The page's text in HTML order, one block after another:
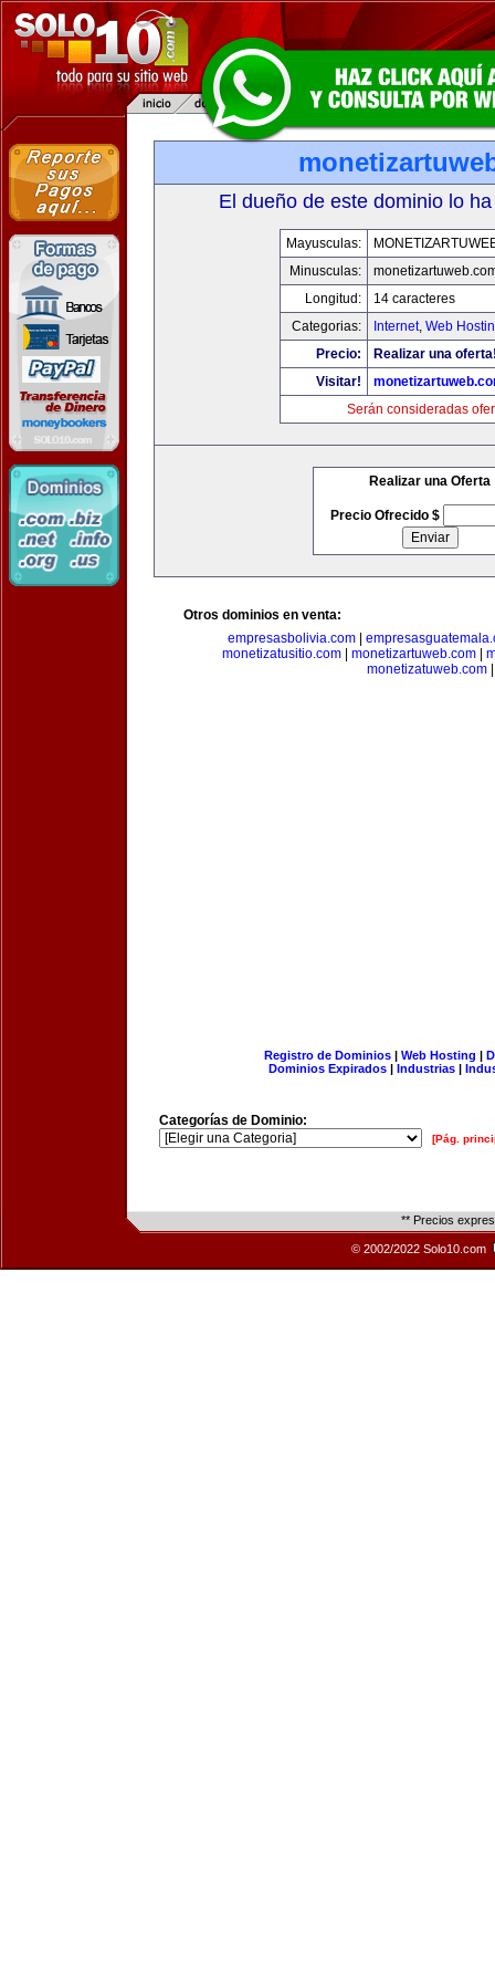
El dueño de este dominio lo
Mayusculas:
Minusculas:
Longitud:
14 caracteres
Categorias:
Internet, Web
Precio:
Realizar una
Visitar!
Serán consideradas
Realizar una Oferta
Precio Ofrecido $
Otros dominios en venta:
empresasbolivia.com
monetizatusitio.com
monetizartuweb.com
monetizatuweb.com|
Registro de Dominios| Web Hosting |
Dominios Expirados | Industrias |
Categorías de Dominio:
[Pág.
** Precios
© 2002/2022 Solo10.com